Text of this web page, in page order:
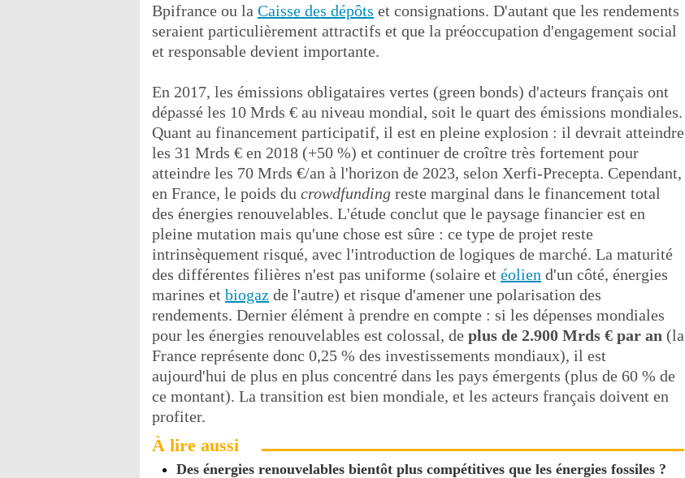
Bpifrance ou la Caisse des dépôts et consignations. D'autant que les rendements
seraient particulièrement attractifs et que la préoccupation d'engagement social
et responsable devient importante.
En 2017, les émissions obligataires vertes (green bonds) d'acteurs français ont
dépassé les 10 Mrds € au niveau mondial, soit le quart des émissions mondiales.
Quant au financement participatif, il est en pleine explosion : il devrait atteindre
les 31 Mrds € en 2018 (+50 %) et continuer de croître très fortement pour
atteindre les 70 Mrds €/an à l'horizon de 2023, selon Xerfi-Precepta. Cependant,
en France, le poids du crowdfunding reste marginal dans le financement total
des énergies renouvelables. L'étude conclut que le paysage financier est en
pleine mutation mais qu'une chose est sûre : ce type de projet reste
intrinsèquement risqué, avec l'introduction de logiques de marché. La maturité
des différentes filières n'est pas uniforme (solaire et éolien d'un côté, énergies
marines et biogaz de l'autre) et risque d'amener une polarisation des
rendements. Dernier élément à prendre en compte : si les dépenses mondiales
pour les énergies renouvelables est colossal, de plus de 2.900 Mrds € par an (la
France représente donc 0,25 % des investissements mondiaux), il est
aujourd'hui de plus en plus concentré dans les pays émergents (plus de 60 % de
ce montant). La transition est bien mondiale, et les acteurs français doivent en
profiter.
À lire aussi
Des énergies renouvelables bientôt plus compétitives que les énergies fossiles ?